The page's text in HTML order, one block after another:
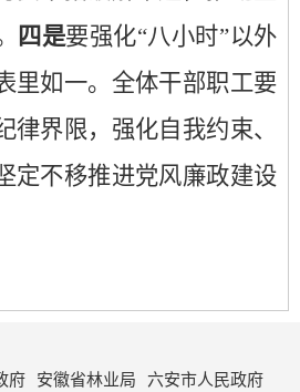
四是要强化“八小时”以外
里如一。全体干部职工要
律界限，强化自我约束、
定不移推进党风廉政建设
府 安徽省林业局 六安市人民政府